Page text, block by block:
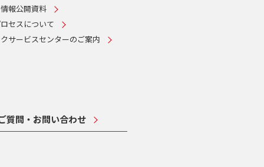
報公開資料
セスについて
サービスセンターのご案内
質問・お問い合わせ